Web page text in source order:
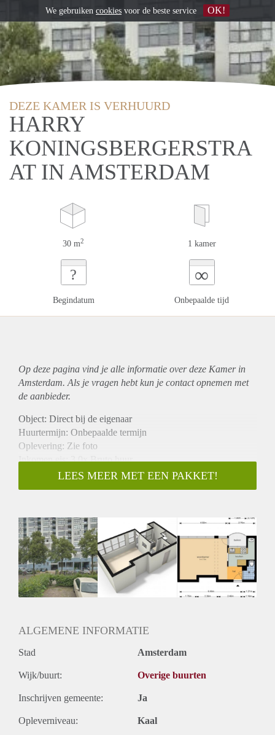
DEZE KAMER IS VERHUURD
HARRY
KONINGSBERGERSTRA
AT IN AMSTERDAM
30 m2 1 kamer
?
Begindatum
∞
Onbepaalde tijd
Op deze pagina vind je alle informatie over deze Kamer in
Amsterdam. Als je vragen hebt kun je contact opnemen met
de aanbieder.
Object: Direct bij de eigenaar
Huurtermijn: Onbepaalde termijn
Oplevering: Zie foto
Inkomen eis: 3,0x Bruto huur
Garantiestelling mogelijk: Ja
Borg: 1 Maand
Huisdieren toegestaan: Afhankelijk van de Eigenaar
Huurtoeslag grens: Nee
Geschikt voor studenten: Afhankelijk van de Eigenaar
LEES MEER MET EEN PAKKET!
ALGEMENE INFORMATIE
Stad Amsterdam
Wijk/buurt: Overige buurten
Inschrijven gemeente: Ja
Opleverniveau: Kaal
We gebruiken cookies voor de beste service OK!